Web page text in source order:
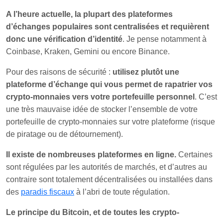
A l’heure actuelle, la plupart des plateformes
d’échanges populaires sont centralisées et requièrent
donc une vérification d’identité. Je pense notamment à
Coinbase, Kraken, Gemini ou encore Binance.
Pour des raisons de sécurité : utilisez plutôt une
plateforme d’échange qui vous permet de rapatrier vos
crypto-monnaies vers votre portefeuille personnel . C’est
une très mauvaise idée de stocker l’ensemble de votre
portefeuille de crypto-monnaies sur votre plateforme (risque
de piratage ou de détournement).
Il existe de nombreuses plateformes en ligne. Certaines
sont régulées par les autorités de marchés, et d’autres au
contraire sont totalement décentralisées ou installées dans
des paradis fiscaux à l’abri de toute régulation.
Le principe du Bitcoin, et de toutes les crypto-